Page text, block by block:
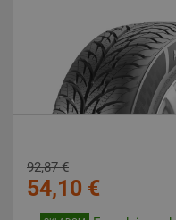
92,87 €
54,10 €